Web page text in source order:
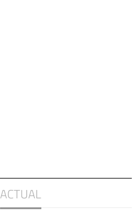
ACTUAL